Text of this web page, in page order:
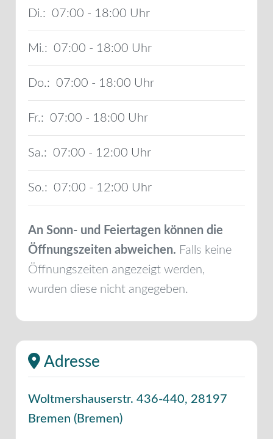
Di.: 07:00 - 18:00
Mi.: 07:00 - 18:00
Do.: 07:00 - 18:00
Fr.: 07:00 - 18:00
Sa.: 07:00 - 12:00
So.: 07:00 - 12:00
An Sonn- und Feiertagen können die
Öffnungszeiten abweichen. Falls keine
Öffnungszeiten angezeigt werden,
wurden diese nicht angegeben.
Adresse
Woltmershauserstr. 436-440, 28197
Bremen (Bremen)